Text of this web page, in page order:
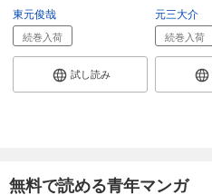
東元俊哉
続巻入荷
試し読み
元三大介
続巻入荷
無料で読める青年マンガ